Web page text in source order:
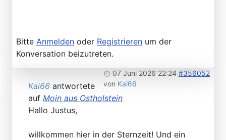
Bitte Anmelden oder Registrieren um der
Konversation beizutreten.
07 Juni 2026 22:24 #356052
von Kai66
Kai66 antwortete
auf Moin aus Ostholstein
Hallo Justus,
willkommen hier in der Sternzeit! Und ein